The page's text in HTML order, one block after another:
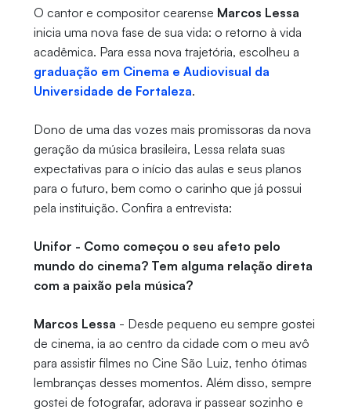
O cantor e compositor cearense Marcos Lessa
inicia uma nova fase de sua vida: o retorno à vida
acadêmica. Para essa nova trajetória, escolheu a
graduação em Cinema e Audiovisual da
Universidade de Fortaleza.
Dono de uma das vozes mais promissoras da nova
geração da música brasileira, Lessa relata suas
expectativas para o início das aulas e seus planos
para o futuro, bem como o carinho que já possui
pela instituição. Confira a entrevista:
Unifor - Como começou o seu afeto pelo
mundo do cinema? Tem alguma relação direta
com a paixão pela música?
Marcos Lessa - Desde pequeno eu sempre gostei
de cinema, ia ao centro da cidade com o meu avô
para assistir filmes no Cine São Luiz, tenho ótimas
lembranças desses momentos. Além disso, sempre
gostei de fotografar, adorava ir passear sozinho e